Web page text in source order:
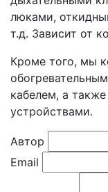
люками,
т.д. Зависит от
Кроме того, мы
кабелем, а
устройствами.
Автор
Email